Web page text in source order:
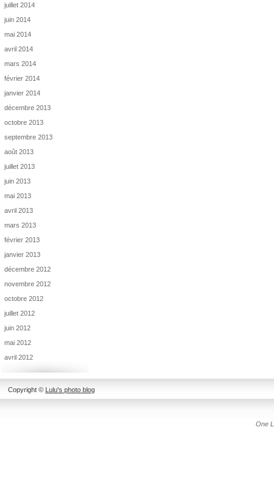
juillet 2014
juin 2014
mai 2014
avril 2014
mars 2014
février 2014
janvier 2014
décembre 2013
octobre 2013
septembre 2013
août 2013
juillet 2013
juin 2013
mai 2013
avril 2013
mars 2013
février 2013
janvier 2013
décembre 2012
novembre 2012
octobre 2012
juillet 2012
juin 2012
mai 2012
avril 2012
Copyright © Lulu's photo blog
One